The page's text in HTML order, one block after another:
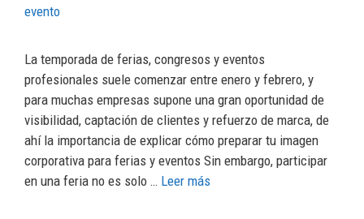
La temporada de ferias, congresos y eventos
profesionales suele comenzar entre enero y febrero, y
para muchas empresas supone una gran oportunidad de
visibilidad, captación de clientes y refuerzo de marca, de
ahí la importancia de explicar cómo preparar tu imagen
corporativa para ferias y eventos Sin embargo, participar
en una feria no es solo … Leer más